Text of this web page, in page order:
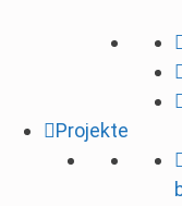
Projekte